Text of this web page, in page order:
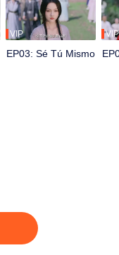
VIP
EP03: Sé Tú Mismo
VIP